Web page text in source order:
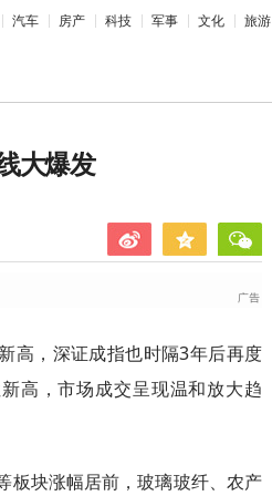
汽车 房产 科技 军事 文化 旅游
大爆发
高，深证成指也时隔3年后再度
高，市场成交呈现温和放大趋
板块涨幅居前，玻璃玻纤、农产